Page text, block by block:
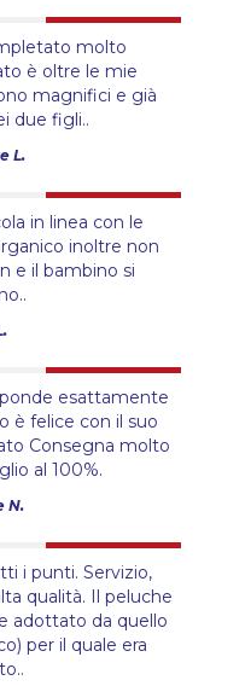
molto
è oltre le mie
magnifici e già
due figli..
L.
in linea con le
inoltre non
e il bambino si
esattamente
è felice con il suo
Consegna molto
al 100%.
N.
i punti. Servizio,
qualità. Il peluche
adottato da quello
per il quale era